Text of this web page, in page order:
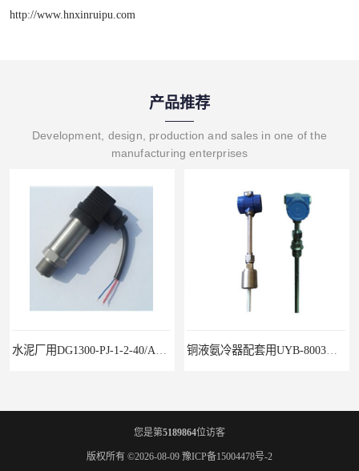
http://www.hnxinruipu.com
产品推荐
Development, design, production and sales in one of the
manufacturing enterprises
水泥厂用DG1300-PJ-1-2-40/AA2N压力变送器 铜液氨冷器配套用UYB-8003物位变送器
您是第5189864位访客
版权所有 ©2026-08-09 豫ICP备15004478号-2